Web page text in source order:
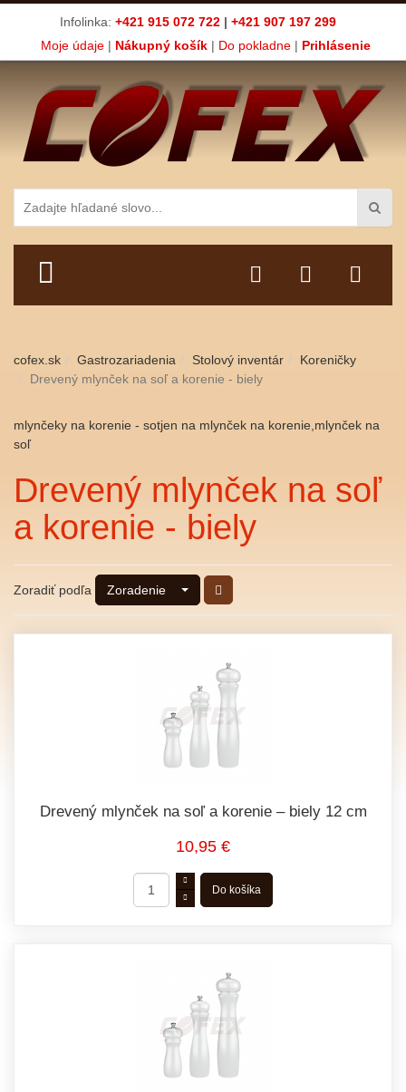
Infolinka: +421 915 072 722 | +421 907 197 299
Moje údaje| Nákupný košík| Do pokladne| Prihlásenie
TOGGLE MENU
cofex.sk Gastrozariadenia Stolový inventár
Koreničky
Drevený mlynček na soľ a korenie - biely
mlynčeky na korenie - sotjen na mlynček na korenie,mlynček na
soľ
Drevený mlynček na soľ
a korenie - biely
Zoradiť podľa Zoradenie
Drevený mlynček na soľ a korenie – biely 12 cm
10,95 €